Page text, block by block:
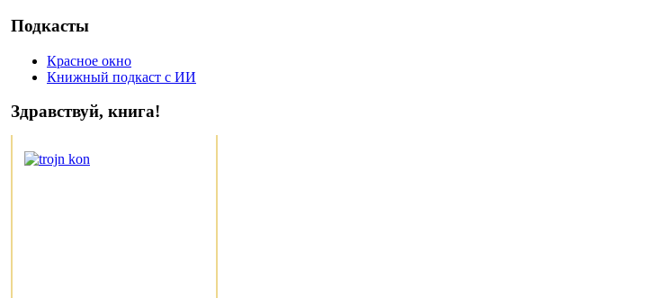
Подкасты
Красное окно
Книжный подкаст с ИИ
Здравствуй, книга!